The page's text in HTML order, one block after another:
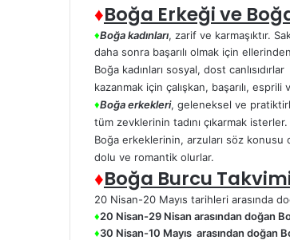
♦Boğa Erkeği ve
♦Boğa kadınları, zarif ve karmaşıktır.
daha sonra başarılı olmak için
Boğa kadınları sosyal, dost
kazanmak için çalışkan, başarılı, esprili
♦Boğa erkekleri, geleneksel ve
tüm zevklerinin tadını çıkarmak isterler.
Boğa erkeklerinin, arzuları söz konusu
dolu ve romantik olurlar.
♦Boğa Burcu
20 Nisan-20 Mayıs tarihleri arasında
♦20 Nisan-29 Nisan arasından doğan
♦30 Nisan-10 Mayıs arasından doğan